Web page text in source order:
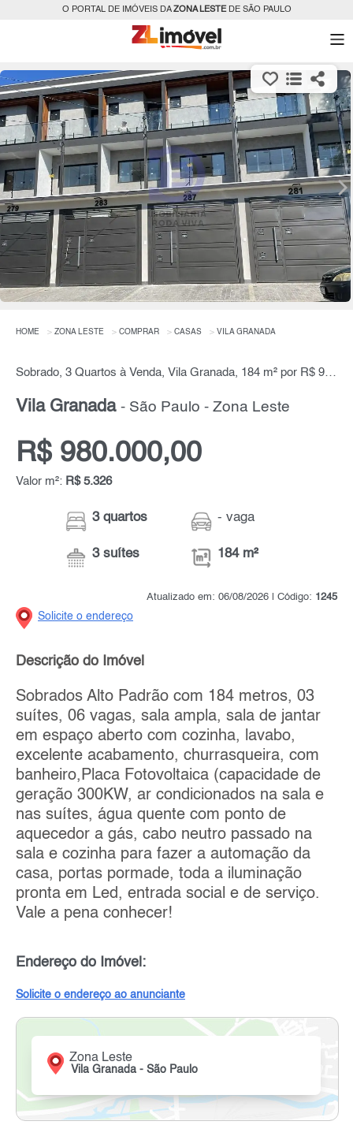
O PORTAL DE IMÓVEIS DAZONA LESTEDE SÃO PAULO
HOME ZONA LESTE COMPRAR CASAS VILA GRANADA
Sobrado, 3 Quartos à Venda, Vila Granada, 184 m² por R$ 980.000,00
Vila Granada - São Paulo - Zona Leste
R$ 980.000,00
Valor m²: R$ 5.326
3 quartos
3 suítes
- vaga
184 m²
Atualizado em: 06/08/2026 | Código: 1245
Solicite o endereço
Descrição do Imóvel
Sobrados Alto Padrão com 184 metros, 03
suítes, 06 vagas, sala ampla, sala de jantar
em espaço aberto com cozinha, lavabo,
excelente acabamento, churrasqueira, com
banheiro,Placa Fotovoltaica (capacidade de
geração 300KW, ar condicionados na sala e
nas suítes, água quente com ponto de
aquecedor a gás, cabo neutro passado na
sala e cozinha para fazer a automação da
casa, portas pormade, toda a iluminação
pronta em Led, entrada social e de serviço.
Vale a pena conhecer!
Endereço do Imóvel:
Solicite o endereço ao anunciante
Zona Leste
Vila Granada - São Paulo